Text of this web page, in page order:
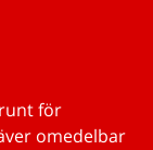
för
omedelbar